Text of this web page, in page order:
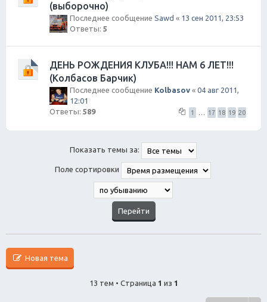
(выборочно)
Последнее сообщение Sawd « 13 сен 2011, 23:53
Ответы: 5
ДЕНЬ РОЖДЕНИЯ КЛУБА!!! НАМ 6 ЛЕТ!!!
(Колбасов Барчик)
Последнее сообщение Kolbasov « 04 авг 2011,
12:01
Ответы: 589 1 17 18 19 20
Показать темы за:
Поле сортировки
Новая тема
13 тем • Страница 1 из 1